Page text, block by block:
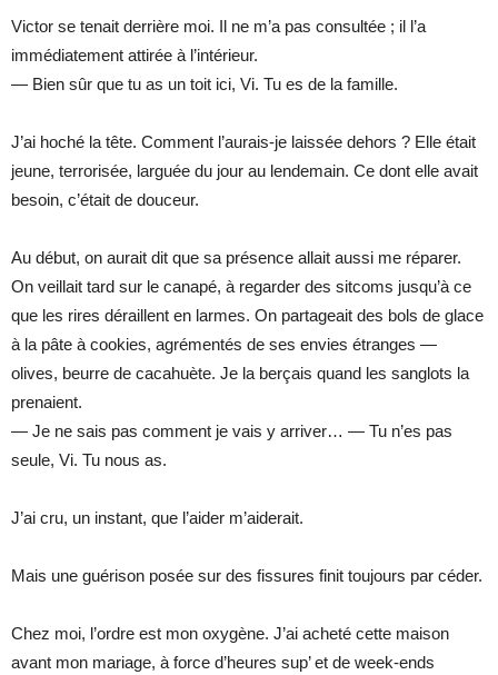
Victor se tenait derrière moi. Il ne m’a pas consultée ; il l’a
immédiatement attirée à l’intérieur.
— Bien sûr que tu as un toit ici, Vi. Tu es de la famille.
J’ai hoché la tête. Comment l’aurais-je laissée dehors ? Elle était
jeune, terrorisée, larguée du jour au lendemain. Ce dont elle avait
besoin, c’était de douceur.
Au début, on aurait dit que sa présence allait aussi me réparer.
On veillait tard sur le canapé, à regarder des sitcoms jusqu’à ce
que les rires déraillent en larmes. On partageait des bols de glace
à la pâte à cookies, agrémentés de ses envies étranges —
olives, beurre de cacahuète. Je la berçais quand les sanglots la
prenaient.
— Je ne sais pas comment je vais y arriver… — Tu n’es pas
seule, Vi. Tu nous as.
J’ai cru, un instant, que l’aider m’aiderait.
Mais une guérison posée sur des fissures finit toujours par céder.
Chez moi, l’ordre est mon oxygène. J’ai acheté cette maison
avant mon mariage, à force d’heures sup’ et de week-ends